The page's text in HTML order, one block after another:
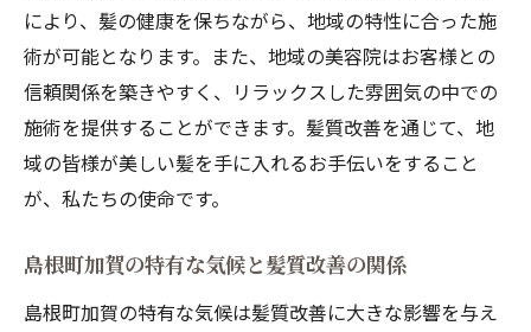
により、髪の健康を保ちながら、地域の特性に合った施
術が可能となります。また、地域の美容院はお客様との
信頼関係を築きやすく、リラックスした雰囲気の中での
施術を提供することができます。髪質改善を通じて、地
域の皆様が美しい髪を手に入れるお手伝いをすること
が、私たちの使命です。
島根町加賀の特有な気候と髪質改善の関係
島根町加賀の特有な気候は髪質改善に大きな影響を与え